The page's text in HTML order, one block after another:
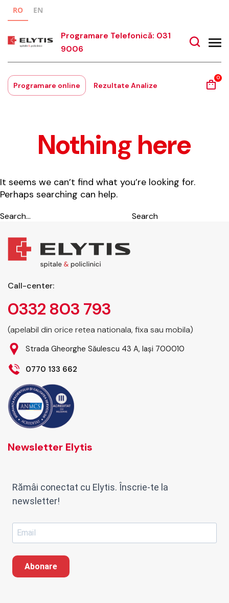
RO EN
Programare Telefonică: 031
9006
Programare online Rezultate Analize
0
Nothing here
It seems we can’t find what you’re looking for.
Perhaps searching can help.
Search…
Call-center:
0332 803 793
(apelabil din orice retea nationala, fixa sau mobila)
Strada Gheorghe Săulescu 43 A, Iași 700010
0770 133 662
Newsletter Elytis
Rămâi conectat cu Elytis. Înscrie-te la
newsletter!
Abonare